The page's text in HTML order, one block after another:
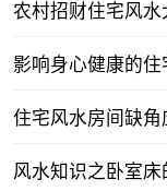
农村招财住宅风水
影响身心健康的
住宅风水房间缺角
风水知识之卧室